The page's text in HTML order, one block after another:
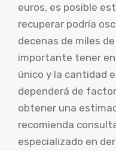
euros, es posible
recuperar podría
decenas de miles
importante tener
único y la cantidad
dependerá de
obtener una
recomienda
especializado en